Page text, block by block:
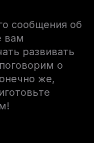
сообщения об
вам
развивать
о
же,